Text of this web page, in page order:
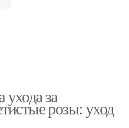
за
розы: уход